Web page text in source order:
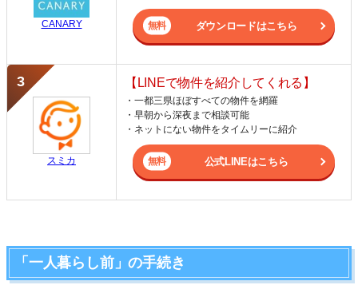
CANARY ダウンロードはこちら
スミカ
【LINEで物件を紹介してくれる】
・一都三県ほぼすべての物件を網羅
・早朝から深夜まで相談可能
・ネットにない物件をタイムリーに紹介
公式LINEはこちら
「一人暮らし前」の手続き